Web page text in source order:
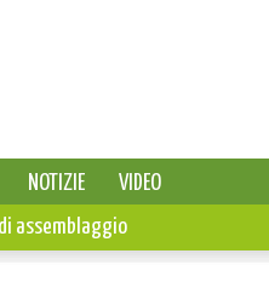
NOTIZIE
VIDEO
assemblaggio